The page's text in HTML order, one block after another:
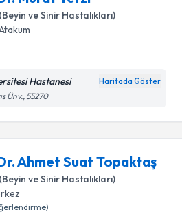
ve Sinir Hastalıkları)
Atakum
Hastanesi Haritada Göster
Ünv., 55270
Ahmet Suat Topaktaş
ve Sinir Hastalıkları)